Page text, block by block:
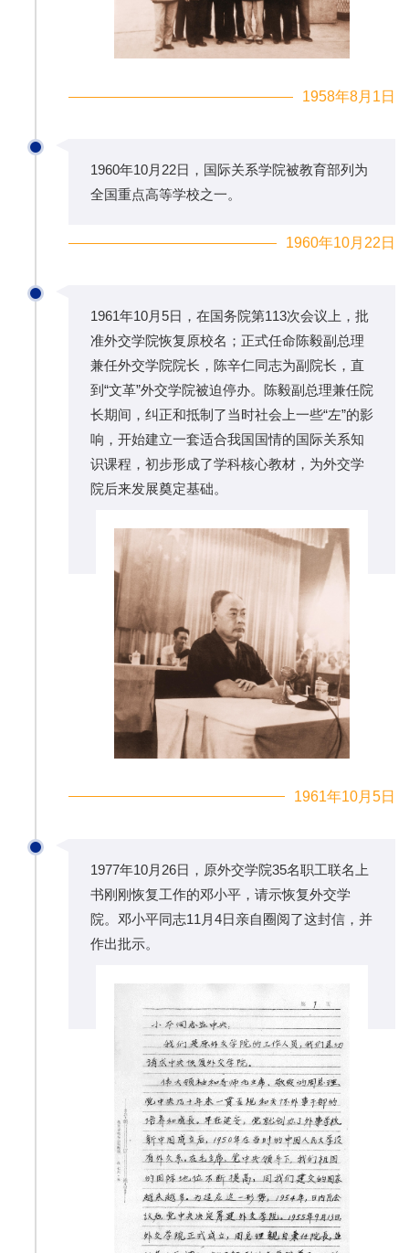
1958年8月1日
1960年10月22日，国际关系学院被教育部列为
全国重点高等学校之一。
1960年10月22日
1961年10月5日，在国务院第113次会议上，批
准外交学院恢复原校名；正式任命陈毅副总理
兼任外交学院院长，陈辛仁同志为副院长，直
到“文革”外交学院被迫停办。陈毅副总理兼任院
长期间，纠正和抵制了当时社会上一些“左”的影
响，开始建立一套适合我国国情的国际关系知
识课程，初步形成了学科核心教材，为外交学
院后来发展奠定基础。
1961年10月5日
1977年10月26日，原外交学院35名职工联名上
书刚刚恢复工作的邓小平，请示恢复外交学
院。邓小平同志11月4日亲自圈阅了这封信，并
作出批示。